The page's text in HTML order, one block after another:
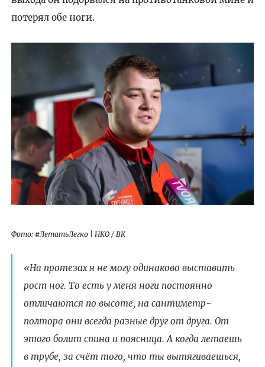
потерял обе ноги.
Фото: #ЛетатьЛегко | НКО / ВК
«На протезах я не могу одинаково выставить
рост ног. То есть у меня ноги постоянно
отличаются по высоте, на сантиметр-
полтора они всегда разные друг от друга. От
этого болит спина и поясница. А когда летаешь
в трубе, за счёт того, что ты вытягиваешься,